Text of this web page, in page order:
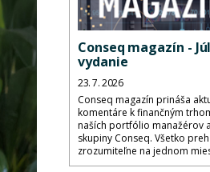
Conseq magazín -
vydanie
23. 7. 2026
Conseq magazín prináša
komentáre k finančným
naších portfólio manažérov
skupiny Conseq. Všetko
zrozumiteľne na jednom